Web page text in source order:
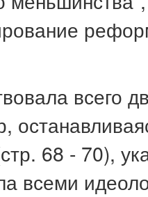
всего
68 - 70),
всеми